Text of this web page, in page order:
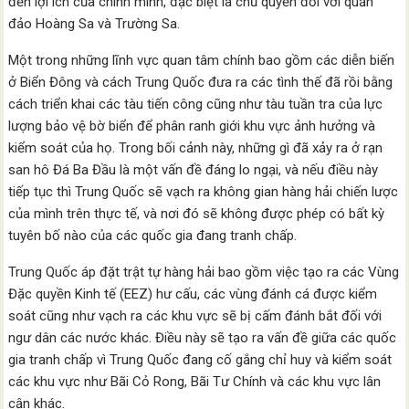
đảo Hoàng Sa và Trường Sa.
Một trong những lĩnh vực quan tâm chính bao gồm các diễn biến
ở Biển Đông và cách Trung Quốc đưa ra các tình thế đã rồi bằng
cách triển khai các tàu tiến công cũng như tàu tuần tra của lực
lượng bảo vệ bờ biển để phân ranh giới khu vực ảnh hưởng và
kiểm soát của họ. Trong bối cảnh này, những gì đã xảy ra ​​ở rạn
san hô Đá Ba Đầu là một vấn đề đáng lo ngại, và nếu điều này
tiếp tục thì Trung Quốc sẽ vạch ra không gian hàng hải chiến lược
của mình trên thực tế, và nơi đó sẽ không được phép có bất kỳ
tuyên bố nào của các quốc gia đang tranh chấp.
Trung Quốc áp đặt trật tự hàng hải bao gồm việc tạo ra các Vùng
Đặc quyền Kinh tế (EEZ) hư cấu, các vùng đánh cá được kiểm
soát cũng như vạch ra các khu vực sẽ bị cấm đánh bắt đối với
ngư dân các nước khác. Điều này sẽ tạo ra vấn đề giữa các quốc
gia tranh chấp vì Trung Quốc đang cố gắng chỉ huy và kiểm soát
các khu vực như Bãi Cỏ Rong, Bãi Tư Chính và các khu vực lân
cận khác.